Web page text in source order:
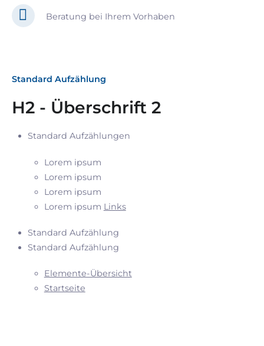
Beratung bei Ihrem Vorhaben
Standard Aufzählung
H2 - Überschrift 2
Standard Aufzählungen
Lorem ipsum
Lorem ipsum
Lorem ipsum
Lorem ipsum Links
Standard Aufzählung
Standard Aufzählung
Elemente-Übersicht
Startseite